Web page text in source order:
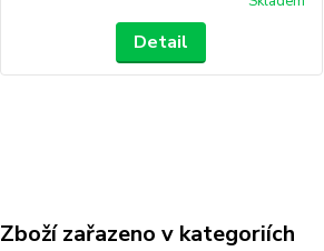
Detail
Zboží zařazeno v kategoriích